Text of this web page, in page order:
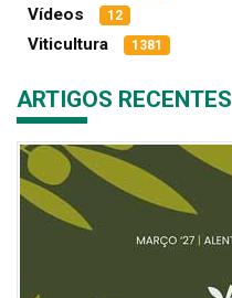
Vídeos 12
Viticultura 1381
ARTIGOS RECENTES